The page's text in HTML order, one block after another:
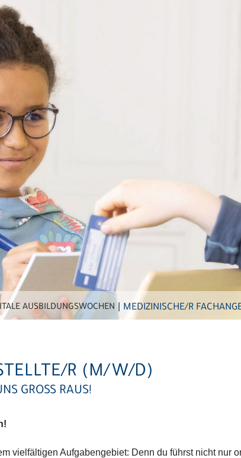
AUSBILDUNGSWOCHEN MEDIZINISCHE/R
R (M/W/D)
GROSS RAUS!
vielfältigen Aufgabengebiet: Denn du führst nicht nur